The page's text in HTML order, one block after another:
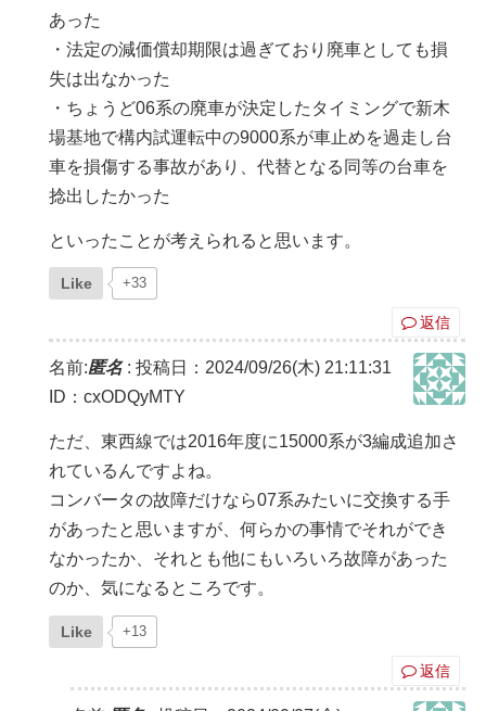
あった
・法定の減価償却期限は過ぎており廃車としても損
失は出なかった
・ちょうど06系の廃車が決定したタイミングで新木
場基地で構内試運転中の9000系が車止めを過走し台
車を損傷する事故があり、代替となる同等の台車を
捻出したかった
といったことが考えられると思います。
Like +33
返信
名前:匿名: 投稿日：2024/09/26(木) 21:11:31
ID：cxODQyMTY
ただ、東西線では2016年度に15000系が3編成追加さ
れているんですよね。
コンバータの故障だけなら07系みたいに交換する手
があったと思いますが、何らかの事情でそれができ
なかったか、それとも他にもいろいろ故障があった
のか、気になるところです。
Like +13
返信